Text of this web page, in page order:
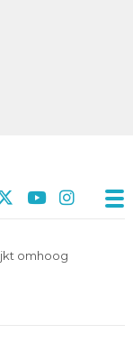
omhoog